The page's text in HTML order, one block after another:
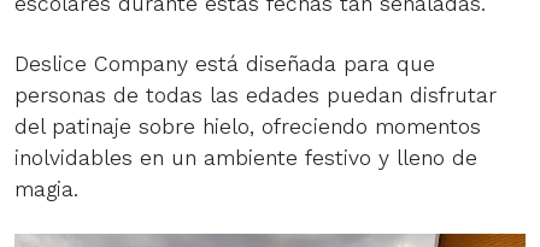
Deslice Company está diseñada para que
personas de todas las edades puedan disfrutar
del patinaje sobre hielo, ofreciendo momentos
inolvidables en un ambiente festivo y lleno de
magia.